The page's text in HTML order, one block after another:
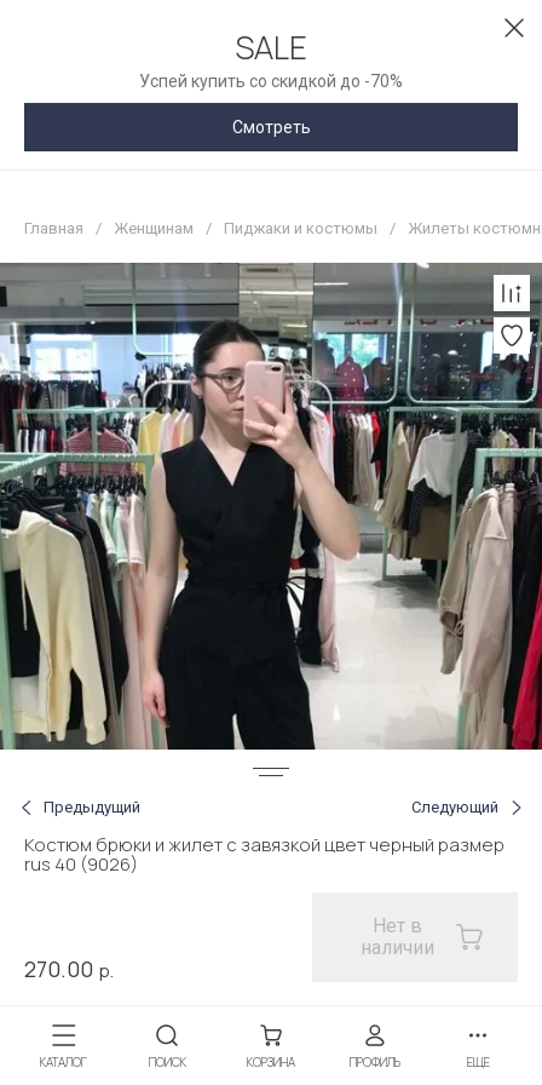
SALE
Успей купить со скидкой до -70%
Смотреть
Главная / Женщинам / Пиджаки и костюмы / Жилеты
Предыдущий Следующий
Костюм брюки и жилет с завязкой цвет черный размер
rus 40 (9026)
Артикул:
270.00 р.
Нет в
наличии
КАТАЛОГ ПОИСК КОРЗИНА ПРОФИЛЬ ЕЩЕ